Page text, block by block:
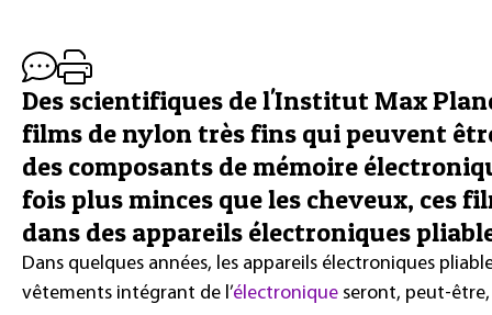
Des scientifiques de l'Institut Max
films de nylon très fins qui peuvent
des composants de mémoire
fois plus minces que les cheveux, ces
dans des appareils électroniques
Dans quelques années, les appareils électroniques
vêtements intégrant de l’électronique seront, peut-